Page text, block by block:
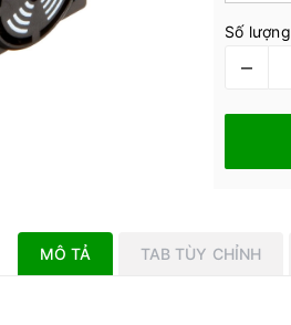
Số lượng
–
MÔ TẢ TAB TÙY CHỈNH